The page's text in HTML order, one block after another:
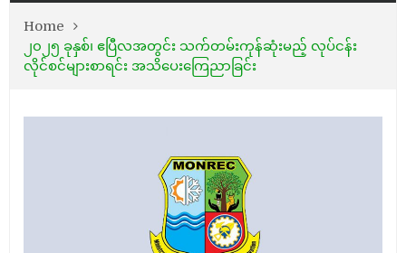
Home
၂၀၂၅ ခုနှစ်၊ ဧပြီလအတွင်း သက်တမ်းကုန်ဆုံးမည့် လုပ်ငန်း
လိုင်စင်များစာရင်း အသိပေးကြေညာခြင်း